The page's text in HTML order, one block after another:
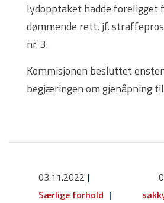
lydopptaket hadde foreligget
dømmende rett, jf.
nr. 3.
Kommisjonen besluttet
begjæringen om gjenåpning
03.11.2022
Særlige forhold